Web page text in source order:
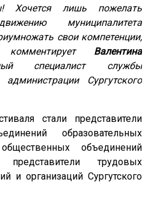
Хочется лишь пожелать
муниципалитета
свои компетенции,
Валентина
специалист службы
Сургутского
стали представители
образовательных
объединений
представители трудовых
и организаций Сургутского